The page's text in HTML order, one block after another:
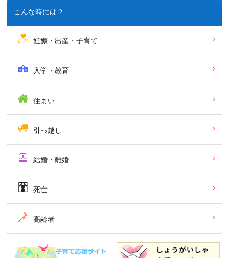
こんな時には？
妊娠・出産・子育て
入学・教育
住まい
引っ越し
結婚・離婚
死亡
高齢者